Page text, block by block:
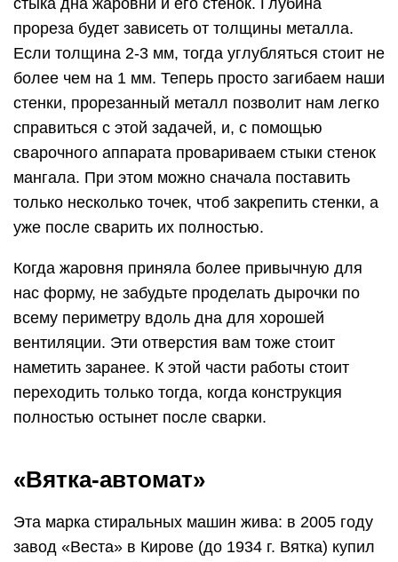
стыка дна жаровни и его стенок. Глубина
прореза будет зависеть от толщины металла.
Если толщина 2-3 мм, тогда углубляться стоит не
более чем на 1 мм. Теперь просто загибаем наши
стенки, прорезанный металл позволит нам легко
справиться с этой задачей, и, с помощью
сварочного аппарата провариваем стыки стенок
мангала. При этом можно сначала поставить
только несколько точек, чтоб закрепить стенки, а
уже после сварить их полностью.
Когда жаровня приняла более привычную для
нас форму, не забудьте проделать дырочки по
всему периметру вдоль дна для хорошей
вентиляции. Эти отверстия вам тоже стоит
наметить заранее. К этой части работы стоит
переходить только тогда, когда конструкция
полностью остынет после сварки.
«Вятка-автомат»
Эта марка стиральных машин жива: в 2005 году
завод «Веста» в Кирове (до 1934 г. Вятка) купил